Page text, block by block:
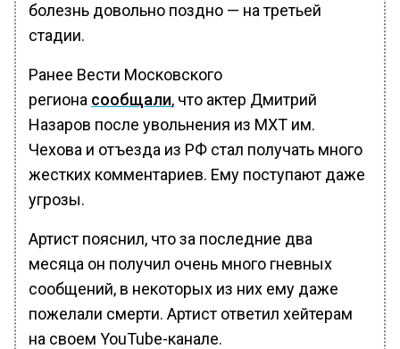
болезнь довольно поздно — на третьей
стадии.
Ранее Вести Московского
региона сообщали, что актер Дмитрий
Назаров после увольнения из МХТ им.
Чехова и отъезда из РФ стал получать много
жестких комментариев. Ему поступают даже
угрозы.
Артист пояснил, что за последние два
месяца он получил очень много гневных
сообщений, в некоторых из них ему даже
пожелали смерти. Артист ответил хейтерам
на своем YouTube-канале.